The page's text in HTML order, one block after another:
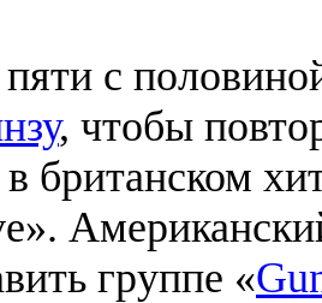
пяти с
, чтобы
британском
группе «